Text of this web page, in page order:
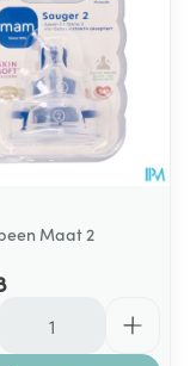
Maat 2